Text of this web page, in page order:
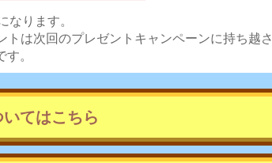
なります。
は次回のプレゼントキャンペーンに持ち越さ
。
てはこちら